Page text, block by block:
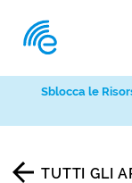
TUTTI GLI
Sblocca le